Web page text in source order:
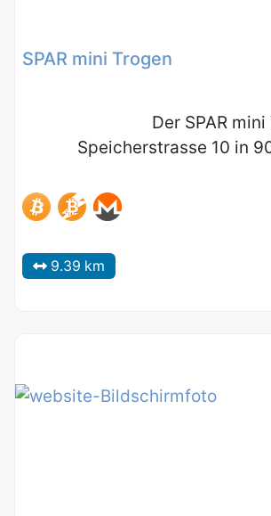
SPAR mini Trogen
Der SPAR
Speicherstrasse 10 in
9.39 km